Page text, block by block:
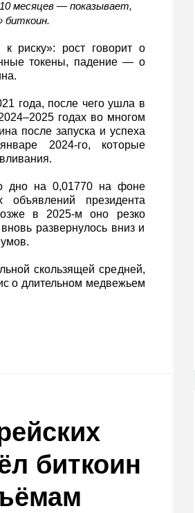
месяцев — показывает,
биткоин.
к риску»: рост говорит о
токены, падение — о
года, после чего ушла в
годах во многом
после запуска и успеха
2024-го, которые
дно на 0,01770 на фоне
объявлений президента
в 2025-м оно резко
развернулось вниз и
скользящей средней,
о длительном медвежьем
биткоин